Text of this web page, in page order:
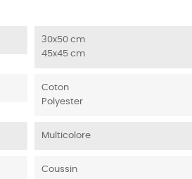
30x50 cm
45x45 cm
Coton
Polyester
Multicolore
Coussin